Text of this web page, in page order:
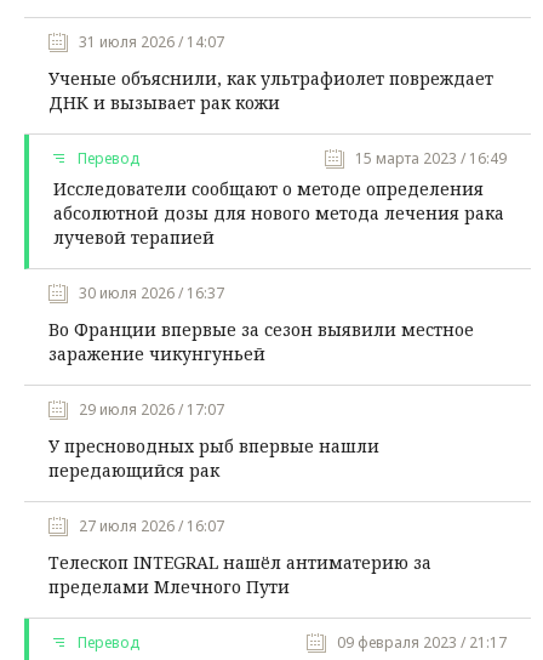
31 июля 2026 / 14:07
Ученые объяснили, как ультрафиолет повреждает
ДНК и вызывает рак кожи
Перевод 15 марта 2023 / 16:49
Исследователи сообщают о методе определения
абсолютной дозы для нового метода лечения рака
лучевой терапией
30 июля 2026 / 16:37
Во Франции впервые за сезон выявили местное
заражение чикунгуньей
29 июля 2026 / 17:07
У пресноводных рыб впервые нашли
передающийся рак
27 июля 2026 / 16:07
Телескоп INTEGRAL нашёл антиматерию за
пределами Млечного Пути
Перевод 09 февраля 2023 / 21:17